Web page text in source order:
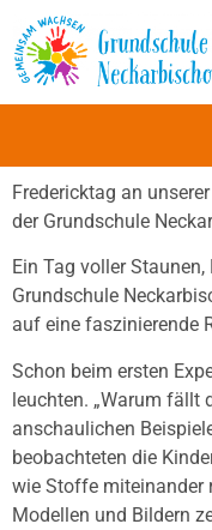
springen
Fredericktag an
der Grundschule
Ein Tag voller
Grundschule
auf eine faszinierende
Schon beim ersten
leuchten. „Warum fällt
anschaulichen
beobachteten die
wie Stoffe miteinander
Modellen und Bildern